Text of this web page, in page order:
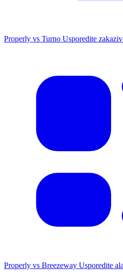
Properly vs Turno Usporedite
Properly vs Breezeway Usporedite